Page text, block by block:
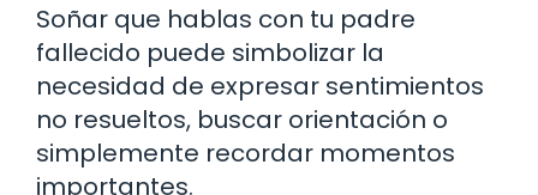
Soñar que hablas con tu padre
fallecido puede simbolizar la
necesidad de expresar sentimientos
no resueltos, buscar orientación o
simplemente recordar momentos
importantes.